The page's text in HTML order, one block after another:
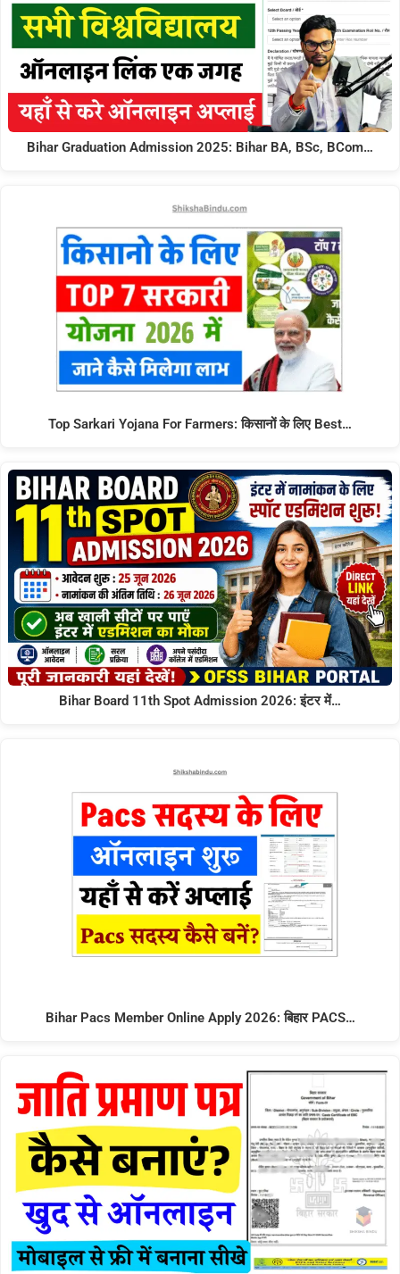
Bihar Graduation Admission 2025: Bihar BA, BSc, BCom…
Top Sarkari Yojana For Farmers: किसानों के लिए Best…
Bihar Board 11th Spot Admission 2026: इंटर में…
Bihar Pacs Member Online Apply 2026: बिहार PACS…